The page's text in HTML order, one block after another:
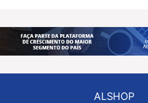
ALSHOP